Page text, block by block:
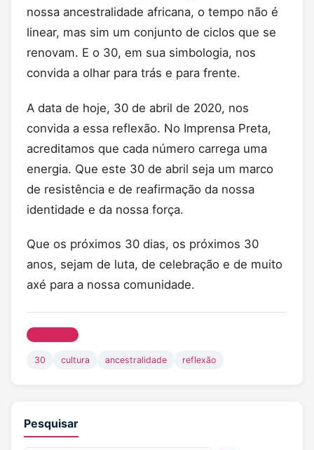
nossa ancestralidade africana, o tempo não é
linear, mas sim um conjunto de ciclos que se
renovam. E o 30, em sua simbologia, nos
convida a olhar para trás e para frente.
A data de hoje, 30 de abril de 2020, nos
convida a essa reflexão. No Imprensa Preta,
acreditamos que cada número carrega uma
energia. Que este 30 de abril seja um marco
de resistência e de reafirmação da nossa
identidade e da nossa força.
Que os próximos 30 dias, os próximos 30
anos, sejam de luta, de celebração e de muito
axé para a nossa comunidade.
30 cultura ancestralidade reflexão
Pesquisar